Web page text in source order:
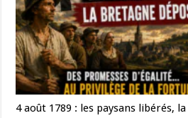
4 août 1789 : les paysans libérés,